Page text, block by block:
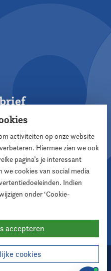
voor Raadsleden
activiteiten op onze website
Hiermee zien we ook
pagina’s je interessant
cookies van social media
Indien
onder ‘Cookie-
accepteren
cookies